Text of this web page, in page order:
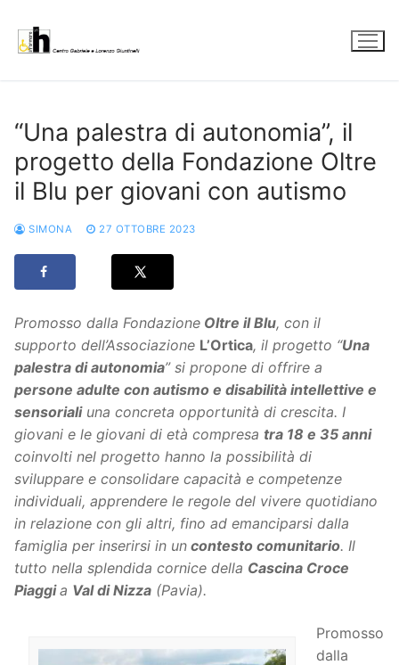
contenuto
“Una palestra di autonomia”, il
progetto della Fondazione Oltre
il Blu per giovani con autismo
SIMONA 27 OTTOBRE 2023
Promosso dalla Fondazione Oltre il Blu, con il
supporto dell’Associazione L’Ortica, il progetto “Una
palestra di autonomia” si propone di offrire a
persone adulte con autismo e disabilità intellettive e
sensorialiuna concreta opportunità di crescita. I
giovani e le giovani di età compresa tra 18 e 35 anni
coinvolti nel progetto hanno la possibilità di
sviluppare e consolidare capacità e competenze
individuali, apprendere le regole del vivere quotidiano
in relazione con gli altri, fino ad emanciparsi dalla
famiglia per inserirsi in un contesto comunitario. Il
tutto nella splendida cornice della Cascina Croce
Piaggia Val di Nizza (Pavia).
Promosso
dalla